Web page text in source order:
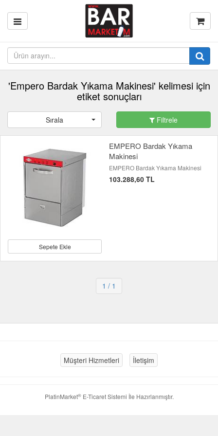
'Empero Bardak Yıkama Makinesi' kelimesi için
etiket sonuçları
Sırala Filtrele
Sepete Ekle
EMPERO Bardak Yıkama
Makinesi
EMPERO Bardak Yıkama Makinesi
103.288,60 TL
1 / 1
Müşteri Hizmetleri İletişim
PlatinMarket®E-Ticaret Sistemi İle Hazırlanmıştır.